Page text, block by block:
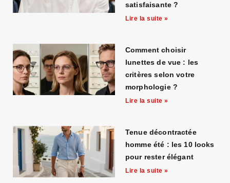
satisfaisante ?
Lire la suite »
Comment choisir
lunettes de vue : les
critères selon votre
morphologie ?
Lire la suite »
Tenue décontractée
homme été : les 10 looks
pour rester élégant
Lire la suite »